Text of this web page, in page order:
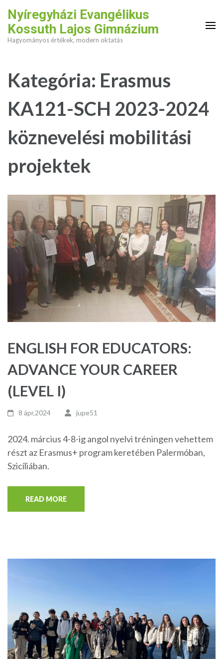
content
(Press
Nyíregyházi Evangélikus
Kossuth Lajos Gimnázium
Hagyományos értékek, modern oktatás
Kategória: Erasmus
KA121-SCH 2023-2024
köznevelési mobilitási
projektek
ENGLISH FOR EDUCATORS:
ADVANCE YOUR CAREER
(LEVEL I)
8 ápr,2024 jupe51
2024. március 4-8-ig angol nyelvi tréningen vehettem
részt az Erasmus+ program keretében Palermóban,
Szicíliában.
READ MORE